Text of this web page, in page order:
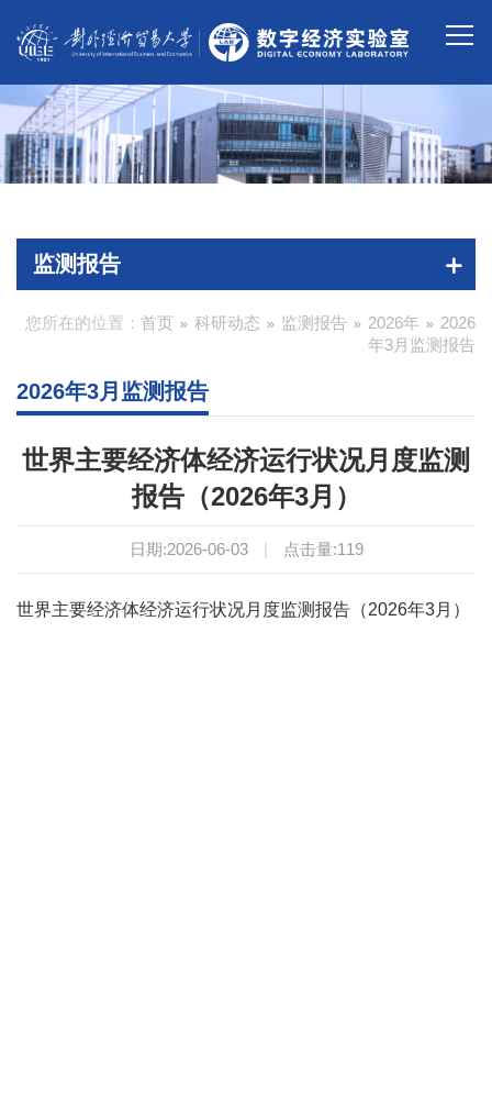
监测报告
您所在的位置： 首页 科研动态 监测报告 2026年
2026
年3月监测报告
2026年3月监测报告
世界主要经济体经济运行状况月度监测
报告（2026年3月）
日期:2026-06-03 | 点击量:119
世界主要经济体经济运行状况月度监测报告（2026年3月）